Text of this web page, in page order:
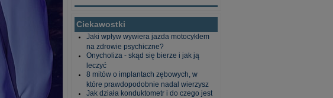
Ciekawostki
Jaki wpływ wywiera jazda motocyklem
na zdrowie psychiczne?
Onycholiza - skąd się bierze i jak ją
leczyć
8 mitów o implantach zębowych, w
które prawdopodobnie nadal wierzysz
Jak działa konduktometr i do czego jest